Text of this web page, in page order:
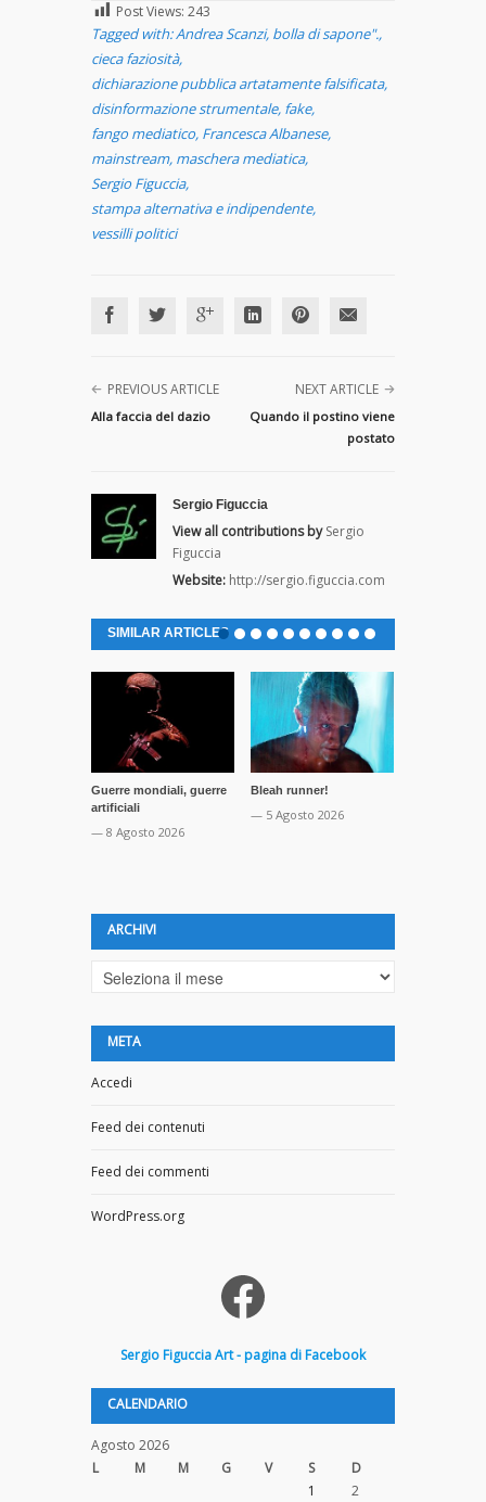
Post Views: 243
Tagged with:Andrea Scanzi, bolla di sapone".,
cieca faziosità,
dichiarazione pubblica artatamente falsificata,
disinformazione strumentale, fake,
fango mediatico, Francesca Albanese,
mainstream, maschera mediatica,
Sergio Figuccia,
stampa alternativa e indipendente,
vessilli politici
PREVIOUS ARTICLE
Alla faccia del dazio
NEXT ARTICLE
Quando il postino viene
postato
Sergio Figuccia
View all contributions by Sergio
Figuccia
Website: http://sergio.figuccia.com
SIMILAR ARTICLES
Guerre mondiali, guerre
artificiali
— 8 Agosto 2026
Bleah runner!
— 5 Agosto 2026
ARCHIVI
Archivi
META
Accedi
Feed dei contenuti
Feed dei commenti
WordPress.org
Facebook
SergioFigucciaArt - pagina di Facebook
CALENDARIO
Agosto 2026
L
M M G V S
D
1
2